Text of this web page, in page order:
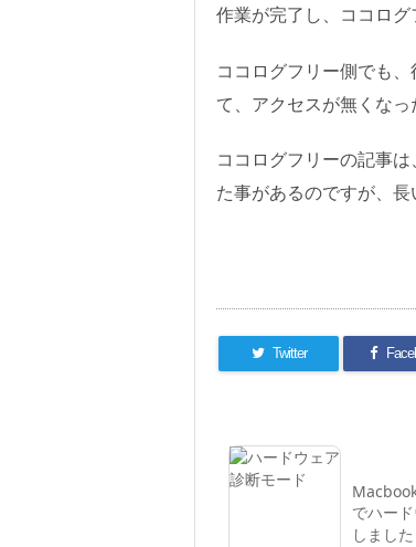
作業が完了し、ココログ
ココログフリー側でも
て、アクセスが無くな
ココログフリーの記事
た事があるのですが、長
Twitter
でハー
しました